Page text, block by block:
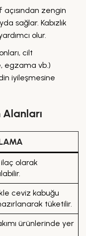
zengin
sağlar. Kabızlık
olur.
cilt
egzama vb.)
iyileşmesine
Alanları
olarak
ceviz kabuğu
tüketilir.
ürünlerinde yer